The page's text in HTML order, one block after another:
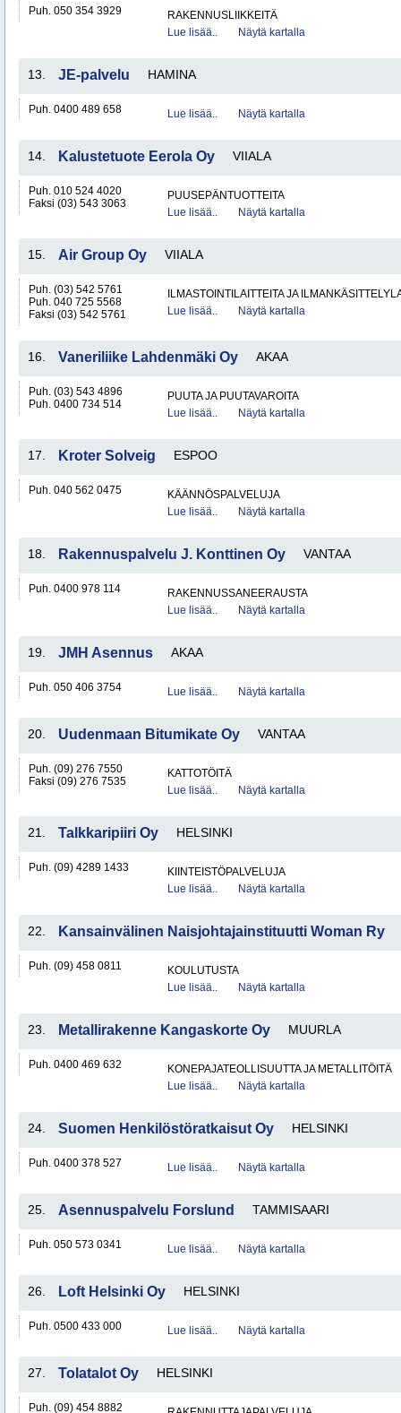
Puh. 050 354 3929
RAKENNUSLIIKKEITÄ
Lue lisää..
Näytä kartalla
13. JE-palvelu HAMINA
Puh. 0400 489 658 Lue lisää.. Näytä kartalla
14. Kalustetuote Eerola Oy VIIALA
Puh. 010 524 4020
Faksi (03) 543 3063
PUUSEPÄNTUOTTEITA
Lue lisää..
Näytä kartalla
15. Air Group Oy VIIALA
Puh. (03) 542 5761
Puh. 040 725 5568
Faksi (03) 542 5761
ILMASTOINTILAITTEITA JA
Lue lisää..
Näytä kartalla
16. Vaneriliike Lahdenmäki Oy AKAA
Puh. (03) 543 4896
Puh. 0400 734 514
PUUTA JA PUUTAVAROITA
Lue lisää..
Näytä kartalla
17. Kroter Solveig ESPOO
Puh. 040 562 0475
KÄÄNNÖSPALVELUJA
Lue lisää..
Näytä kartalla
18. Rakennuspalvelu J. Konttinen Oy VANTAA
Puh. 0400 978 114
RAKENNUSSANEERAUSTA
Lue lisää..
Näytä kartalla
19. JMH Asennus AKAA
Puh. 050 406 3754 Lue lisää.. Näytä kartalla
20. Uudenmaan Bitumikate Oy VANTAA
Puh. (09) 276 7550
Faksi (09) 276 7535
KATTOTÖITÄ
Lue lisää..
Näytä kartalla
21. Talkkaripiiri Oy HELSINKI
Puh. (09) 4289 1433
KIINTEISTÖPALVELUJA
Lue lisää..
Näytä kartalla
22. Kansainvälinen Naisjohtajainstituutti Woman Ry
Puh. (09) 458 0811
KOULUTUSTA
Lue lisää..
Näytä kartalla
23. Metallirakenne Kangaskorte Oy MUURLA
Puh. 0400 469 632
KONEPAJATEOLLISUUTTA JA METALLITÖITÄ
Lue lisää..
Näytä kartalla
24. Suomen Henkilöstöratkaisut Oy HELSINKI
Puh. 0400 378 527 Lue lisää.. Näytä kartalla
25. Asennuspalvelu Forslund TAMMISAARI
Puh. 050 573 0341 Lue lisää.. Näytä kartalla
26. Loft Helsinki Oy HELSINKI
Puh. 0500 433 000 Lue lisää.. Näytä kartalla
27. Tolatalot Oy HELSINKI
Puh. (09) 454 8882